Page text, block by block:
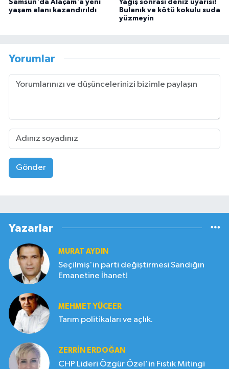
Samsun'da Alaçam'a yeni
yaşam alanı kazandırıldı
Yağış sonrası deniz uyarısı!
Bulanık ve kötü kokulu suda
yüzmeyin
Yorumlar
Gönder
Yazarlar
MURAT AYDIN
Seçilmiş'in parti değiştirmesi Sandığın
Emanetine İhanet!
MEHMET YÜCEER
Tarım politikaları ve açlık.
ZERRIN ERDOĞAN
CHP Lideri Özgür Özel'in Fıstık Mitingi